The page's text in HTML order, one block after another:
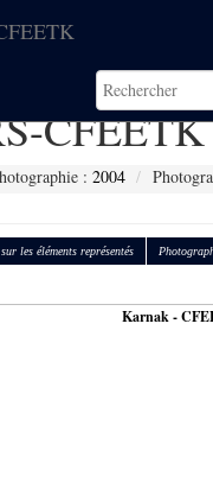
:2004
les éléments représentés